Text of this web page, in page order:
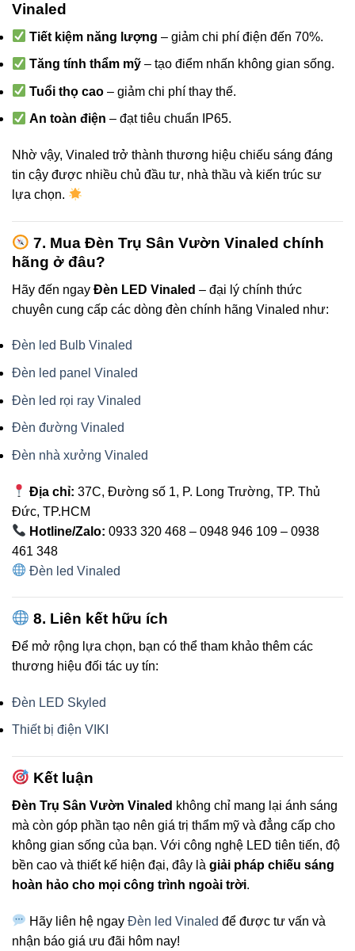
Vinaled
Tiết kiệm năng lượng – giảm chi phí điện đến 70%.
Tăng tính thẩm mỹ – tạo điểm nhấn không gian sống.
Tuổi thọ cao – giảm chi phí thay thế.
An toàn điện – đạt tiêu chuẩn IP65.
Nhờ vậy, Vinaled trở thành thương hiệu chiếu sáng đáng
tin cậy được nhiều chủ đầu tư, nhà thầu và kiến trúc sư
lựa chọn.
7. Mua Đèn Trụ Sân Vườn Vinaled chính
hãng ở đâu?
Hãy đến ngay Đèn LED Vinaled – đại lý chính thức
chuyên cung cấp các dòng đèn chính hãng Vinaled như:
Đèn led Bulb Vinaled
Đèn led panel Vinaled
Đèn led rọi ray Vinaled
Đèn đường Vinaled
Đèn nhà xưởng Vinaled
Địa chỉ: 37C, Đường số 1, P. Long Trường, TP. Thủ
Đức, TP.HCM
Hotline/Zalo: 0933 320 468 – 0948 946 109 – 0938
461 348
Đèn led Vinaled
8. Liên kết hữu ích
Để mở rộng lựa chọn, bạn có thể tham khảo thêm các
thương hiệu đối tác uy tín:
Đèn LED Skyled
Thiết bị điện VIKI
Kết luận
Đèn Trụ Sân Vườn Vinaled không chỉ mang lại ánh sáng
mà còn góp phần tạo nên giá trị thẩm mỹ và đẳng cấp cho
không gian sống của bạn. Với công nghệ LED tiên tiến, độ
bền cao và thiết kế hiện đại, đây là giải pháp chiếu sáng
hoàn hảo cho mọi công trình ngoài trời.
Hãy liên hệ ngayĐèn led Vinaled để được tư vấn và
nhận báo giá ưu đãi hôm nay!